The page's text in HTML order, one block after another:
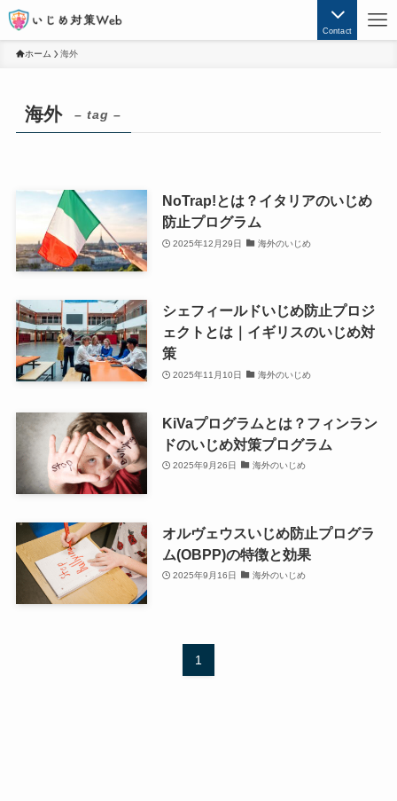
Contact
ホーム 海外
海外 – tag –
NoTrap!とは？イタリアのいじめ
防止プログラム
2025年12月29日 海外のいじめ
シェフィールドいじめ防止プロジ
ェクトとは｜イギリスのいじめ対
策
2025年11月10日 海外のいじめ
KiVaプログラムとは？フィンラン
ドのいじめ対策プログラム
2025年9月26日 海外のいじめ
オルヴェウスいじめ防止プログラ
ム(OBPP)の特徴と効果
2025年9月16日 海外のいじめ
1